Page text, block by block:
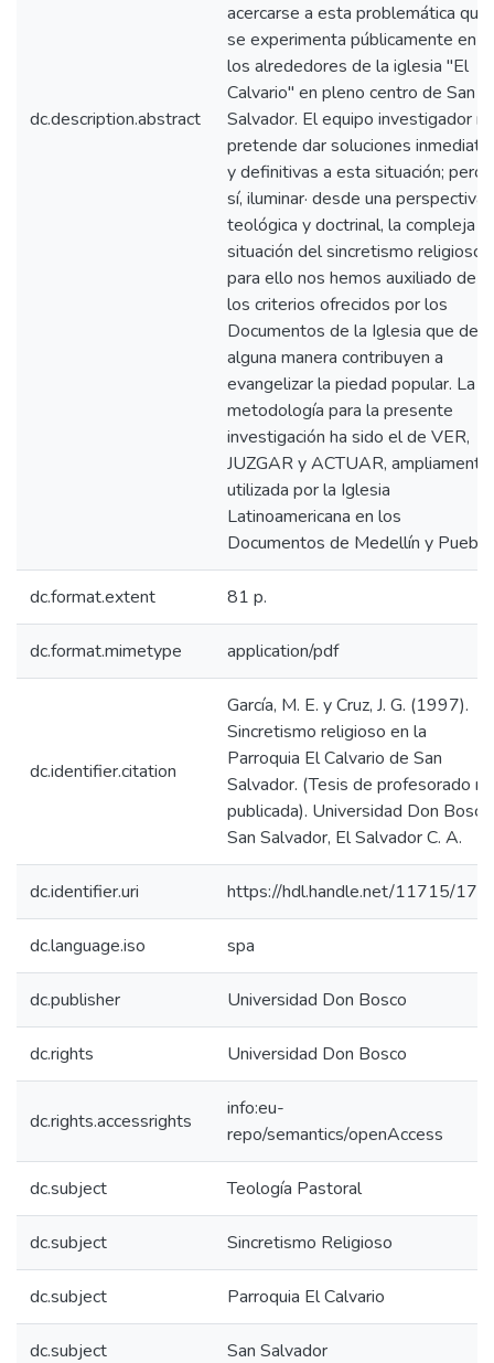
dc.description.abstract
acercarse a esta problemática que
se experimenta públicamente en
los alrededores de la iglesia "El
Calvario" en pleno centro de San
Salvador. El equipo investigador no
pretende dar soluciones
y definitivas a esta situación; pero
sí, iluminar· desde una perspectiva
teológica y doctrinal, la compleja
situación del sincretismo religioso,
para ello nos hemos auxiliado de
los criterios ofrecidos por los
Documentos de la Iglesia que de
alguna manera contribuyen a
evangelizar la piedad popular. La
metodología para la presente
investigación ha sido el de VER,
JUZGAR y ACTUAR, ampliamente
utilizada por la Iglesia
Latinoamericana en los
Documentos de Medellín y Puebla.
dc.format.extent 81 p.
dc.format.mimetype application/pdf
dc.identifier.citation
García, M. E. y Cruz, J. G. (1997).
Sincretismo religioso en la
Parroquia El Calvario de San
Salvador. (Tesis de profesorado no
publicada). Universidad Don Bosco,
San Salvador, El Salvador C. A.
dc.identifier.uri https://hdl.handle.net/11715/
dc.language.iso spa
dc.publisher Universidad Don Bosco
dc.rights Universidad Don Bosco
dc.rights.accessrights
info:eu-
repo/semantics/openAccess
dc.subject Teología Pastoral
dc.subject Sincretismo Religioso
dc.subject Parroquia El Calvario
dc.subject San Salvador